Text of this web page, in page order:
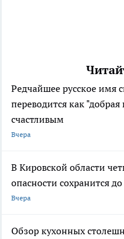
Редчайшее русское имя
переводится как
счастливым
Вчера
В Кировской области
опасности сохранится до
Вчера
Обзор кухонных